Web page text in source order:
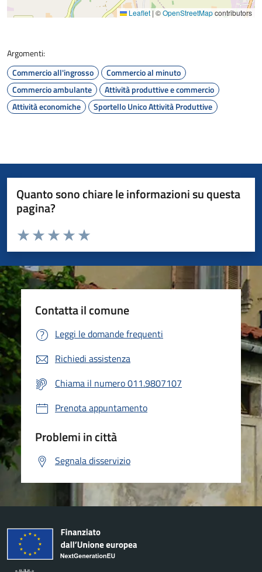
Leaflet | ©OpenStreetMapcontributors
Argomenti:
Commercio all'ingrosso
Commercio al minuto
Commercio ambulante
Attività produttive e commercio
Attività economiche
Sportello Unico Attività Produttive
Quanto sono chiare le informazioni su questa
pagina?
Valuta da 1 a 5 stelle la pagina
Valuta 5 stelle su 5
Valuta 4 stelle su 5
Valuta 3 stelle su 5
Valuta 2 stelle su 5
Valuta 1 stelle su 5
Contatta il comune
Leggi le domande frequenti
Richiedi assistenza
Chiama il numero 011.9807107
Prenota appuntamento
Problemi in città
Segnala disservizio